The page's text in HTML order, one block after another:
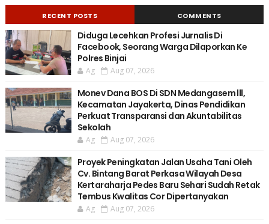
RECENT POSTS COMMENTS
Diduga Lecehkan Profesi Jurnalis Di
Facebook, Seorang Warga Dilaporkan Ke
Polres Binjai
Ag Aug 07, 2026
Monev Dana BOS Di SDN Medangasem lll,
Kecamatan Jayakerta, Dinas Pendidikan
Perkuat Transparansi dan Akuntabilitas
Sekolah
Ag Aug 07, 2026
Proyek Peningkatan Jalan Usaha Tani Oleh
Cv. Bintang Barat Perkasa Wilayah Desa
Kertaraharja Pedes Baru Sehari Sudah Retak
Tembus Kwalitas Cor Dipertanyakan
Ag Aug 07, 2026